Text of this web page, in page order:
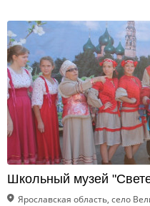
Школьный музей
Ярославская область, село